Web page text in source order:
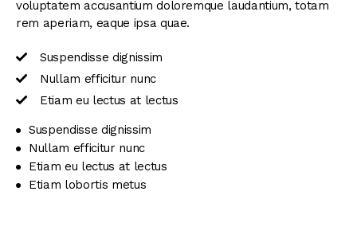
voluptatem accusantium doloremque laudantium, totam
rem aperiam, eaque ipsa quae.
Suspendisse dignissim
Nullam efficitur nunc
Etiam eu lectus at lectus
Suspendisse dignissim
Nullam efficitur nunc
Etiam eu lectus at lectus
Etiam lobortis metus